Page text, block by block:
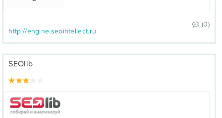
(0)
http://engine.seointellect.ru
SEOlib